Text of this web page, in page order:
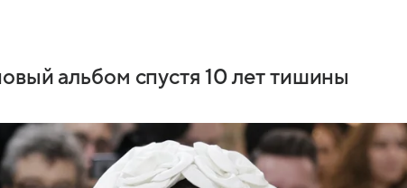
альбом спустя 10 лет тишины